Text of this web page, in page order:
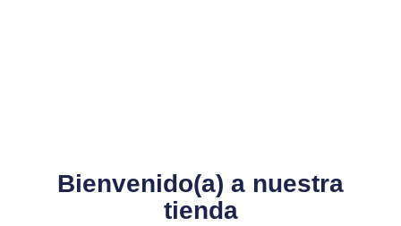
Bienvenido(a) a nuestra
tienda